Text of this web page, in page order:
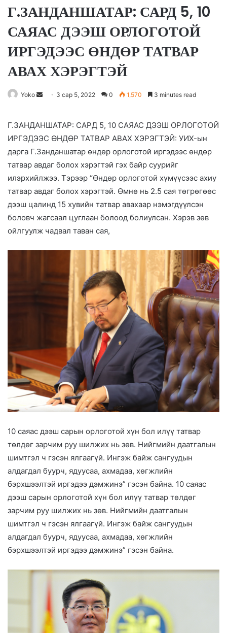
Г.ЗАНДАНШАТАР: САРД 5, 10
САЯАС ДЭЭШ ОРЛОГОТОЙ
ИРГЭДЭЭС ӨНДӨР ТАТВАР
АВАХ ХЭРЭГТЭЙ
Yoko
a
n
e
m
a
i
l
3 сар 5, 2022 0 1,570 3 minutes read
Г.ЗАНДАНШАТАР: САРД 5, 10 САЯАС ДЭЭШ ОРЛОГОТОЙ
ИРГЭДЭЭС ӨНДӨР ТАТВАР АВАХ ХЭРЭГТЭЙ: УИХ-ын
дарга Г.Занданшатар өндөр орлоготой иргэдээс өндөр
татвар авдаг болох хэрэгтэй гэх байр суурийг
илэрхийлжээ. Тэрээр “Өндөр орлоготой хүмүүсээс ахиу
татвар авдаг болох хэрэгтэй. Өмнө нь 2.5 сая төгрөгөөс
дээш цалинд 15 хувийн татвар авахаар нэмэгдүүлсэн
боловч жагсаал цуглаан болоод болиулсан. Хэрэв зөв
ойлгуулж чадвал таван сая,
10 саяас дээш сарын орлоготой хүн бол илүү татвар
төлдөг зарчим руу шилжих нь зөв. Нийгмийн даатгалын
шимтгэл ч гэсэн ялгаагүй. Ингэж байж сангуудын
алдагдал буурч, ядуусаа, ахмадаа, хөгжлийн
бэрхшээлтэй иргэдээ дэмжинэ” гэсэн байна. 10 саяас
дээш сарын орлоготой хүн бол илүү татвар төлдөг
зарчим руу шилжих нь зөв. Нийгмийн даатгалын
шимтгэл ч гэсэн ялгаагүй. Ингэж байж сангуудын
алдагдал буурч, ядуусаа, ахмадаа, хөгжлийн
бэрхшээлтэй иргэдээ дэмжинэ” гэсэн байна.